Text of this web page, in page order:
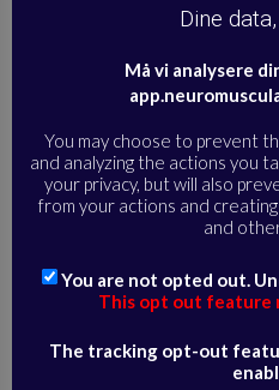
justeringsmuligheder
anvendelige
mennesker med skader,
Øvelserne kan være
isometriske øvelser indgår
styrketræningsøvelser. Alle
en træning af de nedre
for alle, men fokuserer
hos mange mennesker,
inderlår eller musklerne
Dine
Må vi analysere
You may choose to prevent
and analyzing the actions you
your privacy, but will also
from your actions and
and
You are not opted out.
This opt out feature
The tracking opt-out